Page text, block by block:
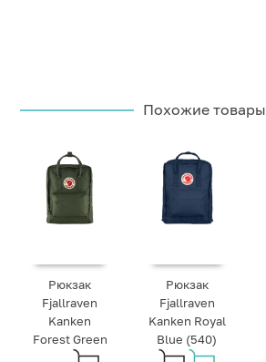
Похожие товары
Рюкзак
Fjallraven
Kanken
Forest Green
Рюкзак
Fjallraven
Kanken Royal
Blue (540)